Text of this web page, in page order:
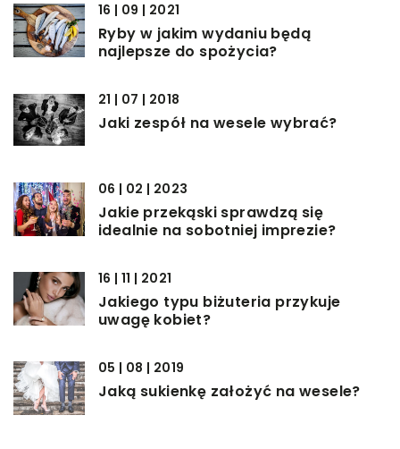
16 | 09 | 2021
Ryby w jakim wydaniu będą
najlepsze do spożycia?
21 | 07 | 2018
Jaki zespół na wesele wybrać?
06 | 02 | 2023
Jakie przekąski sprawdzą się
idealnie na sobotniej imprezie?
16 | 11 | 2021
Jakiego typu biżuteria przykuje
uwagę kobiet?
05 | 08 | 2019
Jaką sukienkę założyć na wesele?